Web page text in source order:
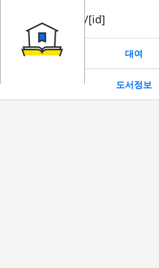
book/rent/[id]
대여
도서정보